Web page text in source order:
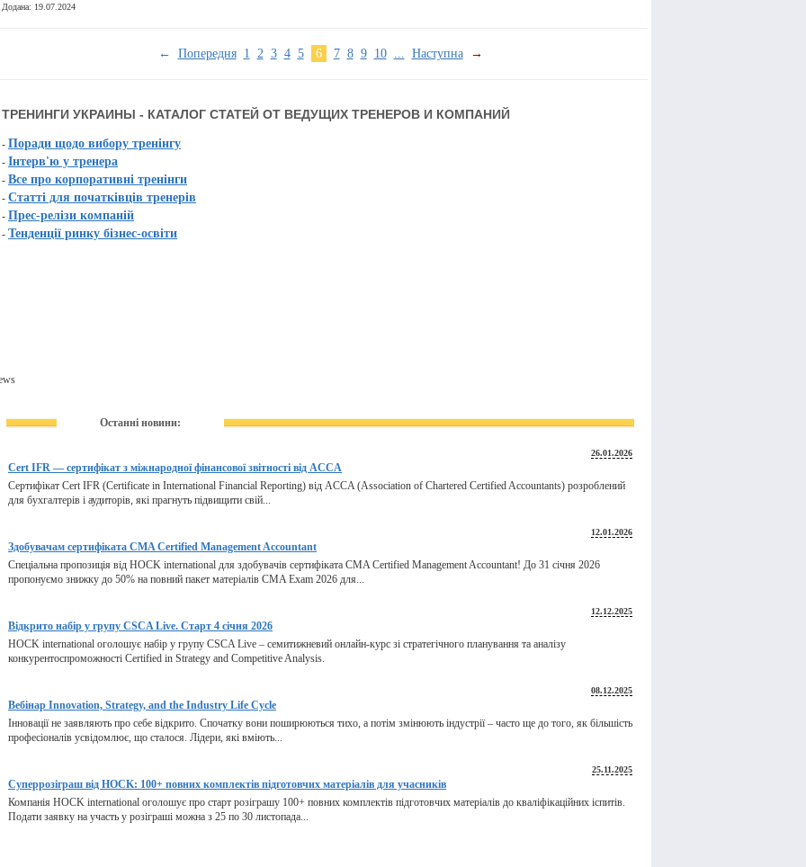
Додана: 19.07.2024
← Попередня 1 2 3 4 5 6 7 8 9 10 ... Наступна →
ТРЕНИНГИ УКРАИНЫ - КАТАЛОГ СТАТЕЙ ОТ ВЕДУЩИХ ТРЕНЕРОВ И КОМПАНИЙ
- Поради щодо вибору тренінгу
- Інтерв'ю у тренера
- Все про корпоративні тренінги
- Статті для початківців тренерів
- Прес-релізи компаній
- Тенденції ринку бізнес-освіти
Останні новини:
26.01.2026
Cert IFR — сертифікат з міжнародної фінансової звітності від ACCA
Сертифікат Cert IFR (Certificate in International Financial Reporting) від ACCA (Association of Chartered Certified Accountants) розроблений
для бухгалтерів і аудиторів, які прагнуть підвищити свій...
12.01.2026
Здобувачам сертифіката CMA Certified Management Accountant
Спеціальна пропозиція від HOCK international для здобувачів сертифіката CMA Certified Management Accountant! До 31 січня 2026
пропонуємо знижку до 50% на повний пакет матеріалів CMA Exam 2026 для...
12.12.2025
Відкрито набір у групу CSCA Live. Старт 4 січня 2026
HOCK international оголошує набір у групу CSCA Live – семитижневий онлайн-курс зі стратегічного планування та аналізу
конкурентоспроможності Certified in Strategy and Competitive Analysis.
08.12.2025
Вебінар Innovation, Strategy, and the Industry Life Cycle
Інновації не заявляють про себе відкрито. Спочатку вони поширюються тихо, а потім змінюють індустрії – часто ще до того, як більшість
професіоналів усвідомлює, що сталося. Лідери, які вміють...
25.11.2025
Суперрозіграш від HOCK: 100+ повних комплектів підготовчих матеріалів для учасників
Компанія HOCK international оголошує про старт розіграшу 100+ повних комплектів підготовчих матеріалів до кваліфікаційних іспитів.
Подати заявку на участь у розіграші можна з 25 по 30 листопада...